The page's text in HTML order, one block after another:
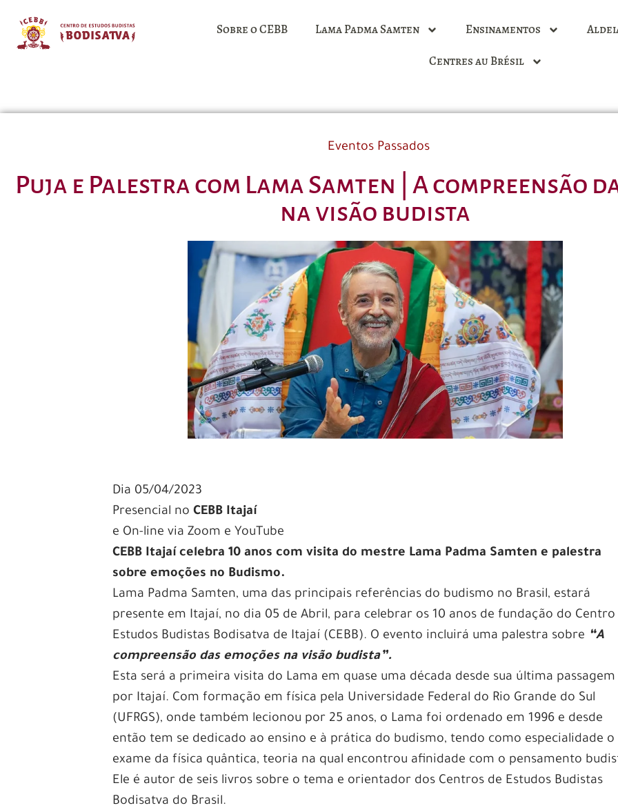
Sobre o CEBB Lama Padma Samten Ensinamentos
Centres au Brésil
Eventos Passados
Puja e Palestra com Lama Samten | A compreensão
na visão budista
Dia 05/04/2023
Presencial noCEBB Itajaí
e On-line via Zoom e YouTube
CEBB Itajaí celebra 10 anos com visita do mestre Lama Padma Samten e palestra
sobre emoções no Budismo.
Lama Padma Samten, uma das principais referências do budismo no Brasil, estará
presente em Itajaí, no dia 05 de Abril, para celebrar os 10 anos de fundação do Centro
Estudos Budistas Bodisatva de Itajaí (CEBB). O evento incluirá uma palestra sobre “A
compreensão das emoções na visão budista”.
Esta será a primeira visita do Lama em quase uma década desde sua última passagem
por Itajaí. Com formação em física pela Universidade Federal do Rio Grande do Sul
(UFRGS), onde também lecionou por 25 anos, o Lama foi ordenado em 1996 e desde
então tem se dedicado ao ensino e à prática do budismo, tendo como especialidade o
exame da física quântica, teoria na qual encontrou afinidade com o pensamento
Ele é autor de seis livros sobre o tema e orientador dos Centros de Estudos Budistas
Bodisatva do Brasil.